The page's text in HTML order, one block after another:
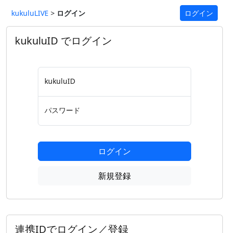
kukuluLIVE > ログイン ログイン
kukuluID でログイン
kukuluID
パスワード
ログイン
新規登録
連携IDでログイン／登録